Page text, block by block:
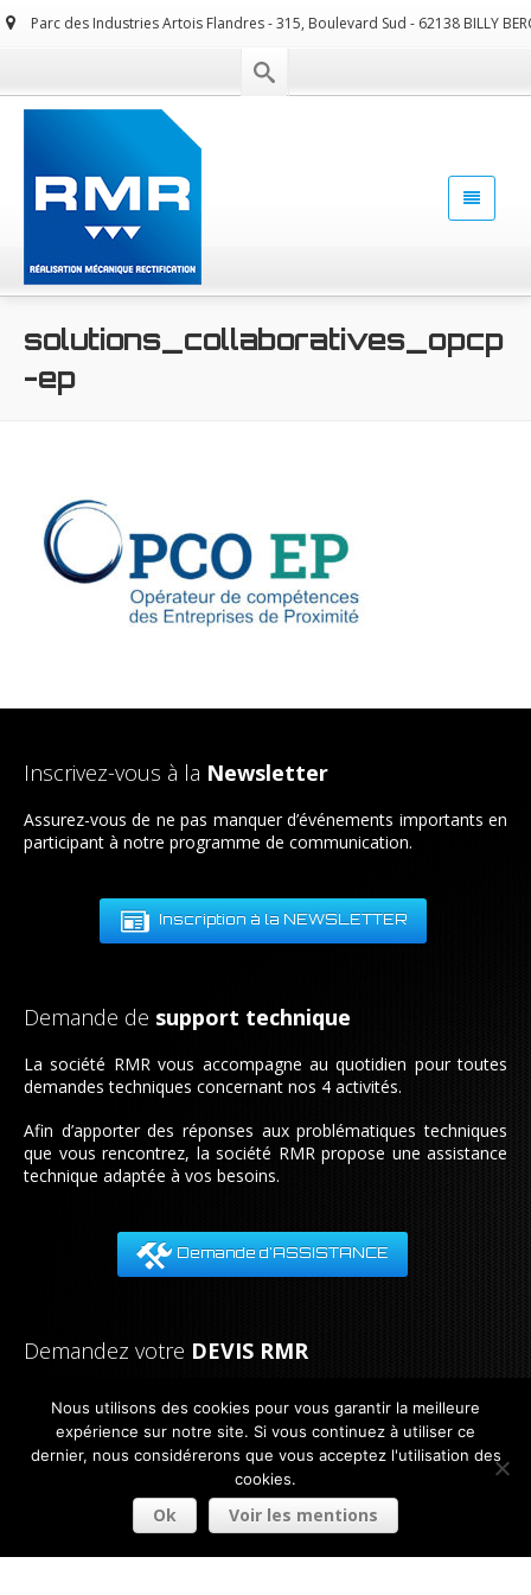
Parc des Industries Artois Flandres - 315, Boulevard Sud - 62138 BILLY
solutions_collaboratives_opcp
-ep
Inscrivez-vous à la Newsletter
Assurez-vous de ne pas manquer d’événements importants en
participant à notre programme de communication.
Inscription à la NEWSLETTER
Demande de support technique
La société RMR vous accompagne au quotidien pour toutes
demandes techniques concernant nos 4 activités.
Afin d’apporter des réponses aux problématiques techniques
que vous rencontrez, la société RMR propose une assistance
technique adaptée à vos besoins.
Demande d'ASSISTANCE
Demandez votre DEVIS RMR
Notre équipe est à votre disposition pour tout renseignement.
Nous nous engageons à vous répondre dans les plus brefs
délais.
33 (0) 3 21 08 83 00
Fax:
33 (0) 3 21 08 83 01
Demande de DEVIS
Nous utilisons des cookies pour vous garantir la meilleure
expérience sur notre site. Si vous continuez à utiliser ce
dernier, nous considérerons que vous acceptez l'utilisation des
cookies.
Ok Voir les mentions